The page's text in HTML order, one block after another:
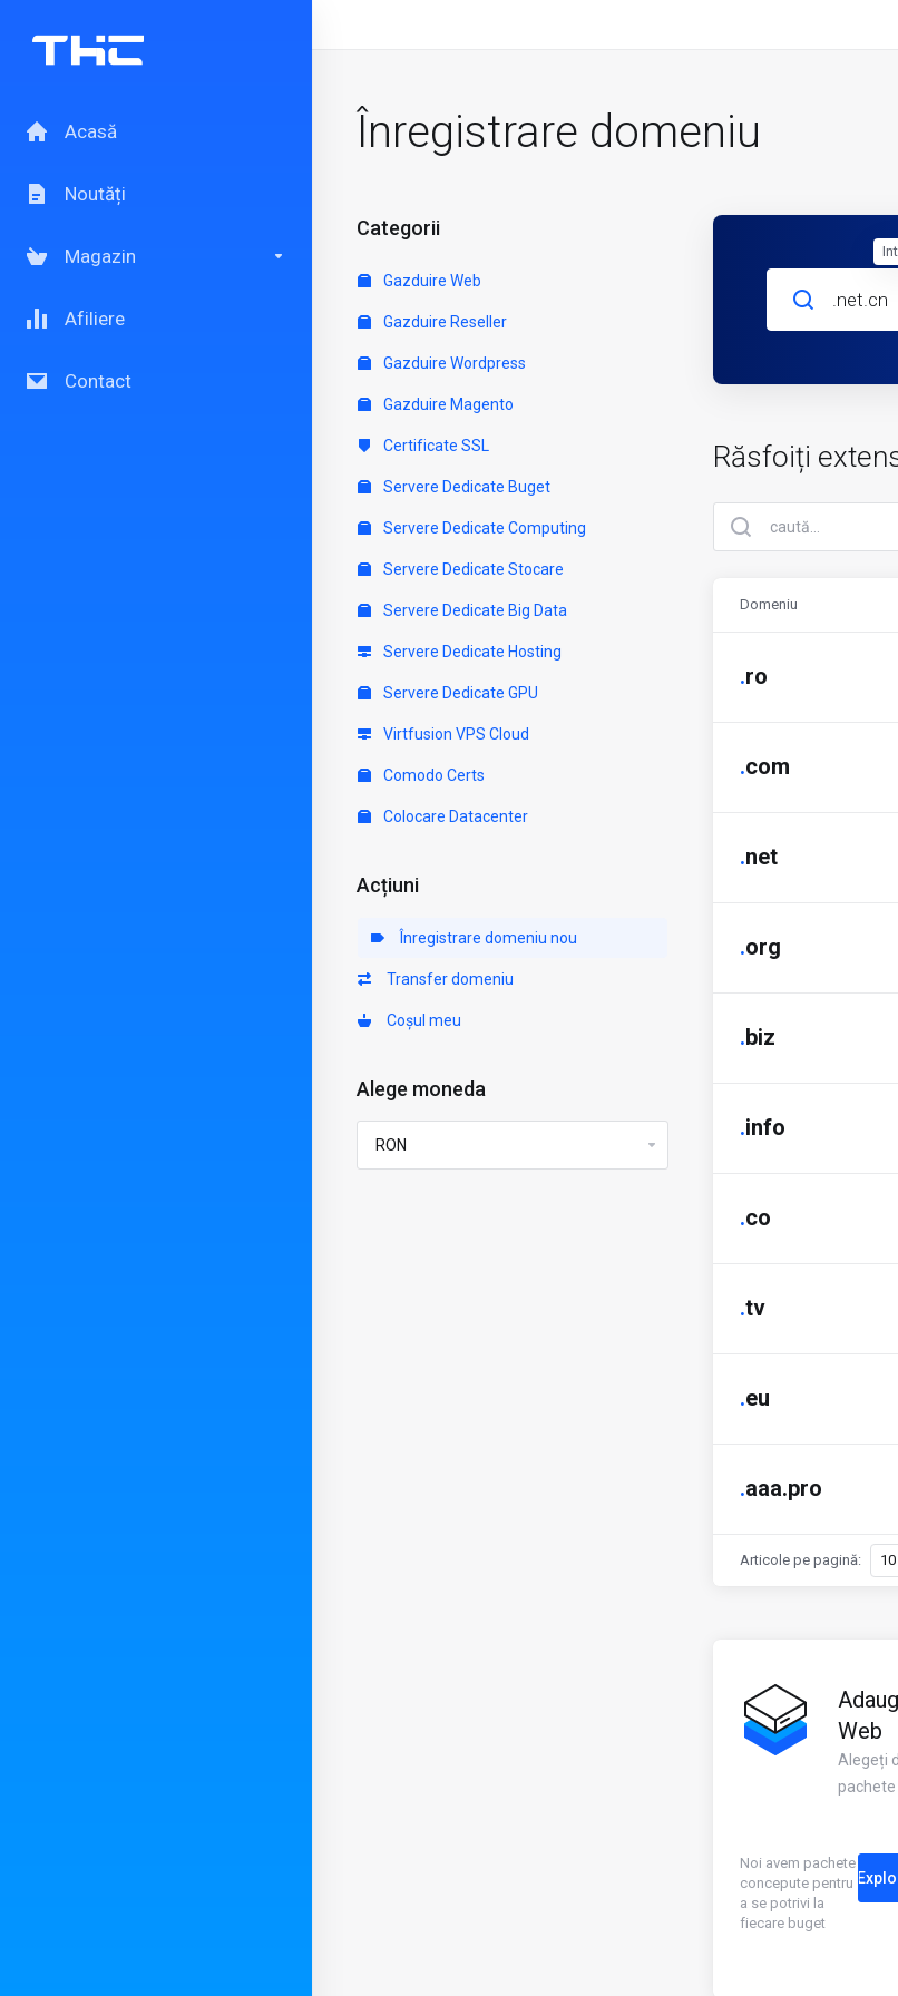
Acasă
Noutăți
Magazin
Afiliere
Contact
Înregistrare domeniu
Categorii
Gazduire Web
Gazduire Reseller
Gazduire Wordpress
Gazduire Magento
Certificate SSL
Servere Dedicate Buget
Servere Dedicate Computing
Servere Dedicate Stocare
Servere Dedicate Big Data
Servere Dedicate Hosting
Servere Dedicate GPU
Virtfusion VPS Cloud
Comodo Certs
Colocare Datacenter
Acțiuni
Înregistrare domeniu nou
Transfer domeniu
Coșul meu
Alege moneda
Răsfoiți
Domeniu
.ro
.com
.net
.org
.biz
.info
.co
.tv
.eu
.aaa.pro
Articole pe pagină:
Web
Alegeți
Noi avem pachete
concepute pentru
a se potrivi la
fiecare buget